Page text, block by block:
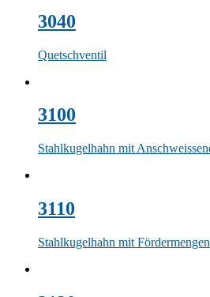
3040
Quetschventil
3100
Stahlkugelhahn mit
3110
Stahlkugelhahn mit